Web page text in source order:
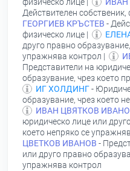
физическо лице |
ИВАН
Действителен собственик,
ГЕОРГИЕВ КРЪСТЕВ -
физическо лице |
друго правно
упражнява контрол |
Представители на
образувание, чрез което
ИГ ХОЛДИНГ-
образувание, чрез което
ИВАН ЦВЯТКОВ
юридическо лице или
което непряко се
ЦВЕТКОВ ИВАНОВ -
или друго правно
упражнява контрол